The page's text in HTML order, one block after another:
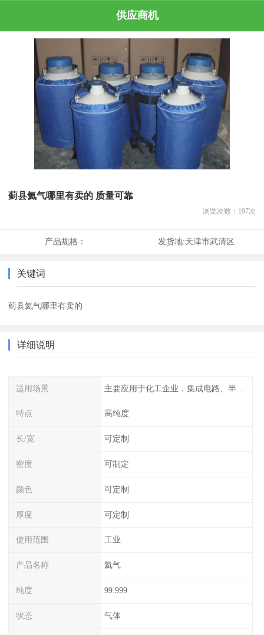
供应商机
蓟县氦气哪里有卖的 质量可靠
浏览次数： 197次
产品规格： 发货地:天津市武清区
关键词
蓟县氦气哪里有卖的
详细说明
适用场景 主要应用于化工企业，集成电路、半导体、光伏电池
特点 高纯度
长/宽 可定制
密度 可制定
颜色 可定制
厚度 可定制
使用范围 工业
产品名称 氦气
纯度 99.999
状态 气体